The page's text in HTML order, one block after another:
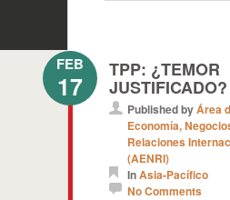
FEB
17
TPP: ¿TEMOR
JUSTIFICADO?
Published byÁrea
Economía,
Relaciones
(AENRI)
InAsia-Pacífico
No Comments